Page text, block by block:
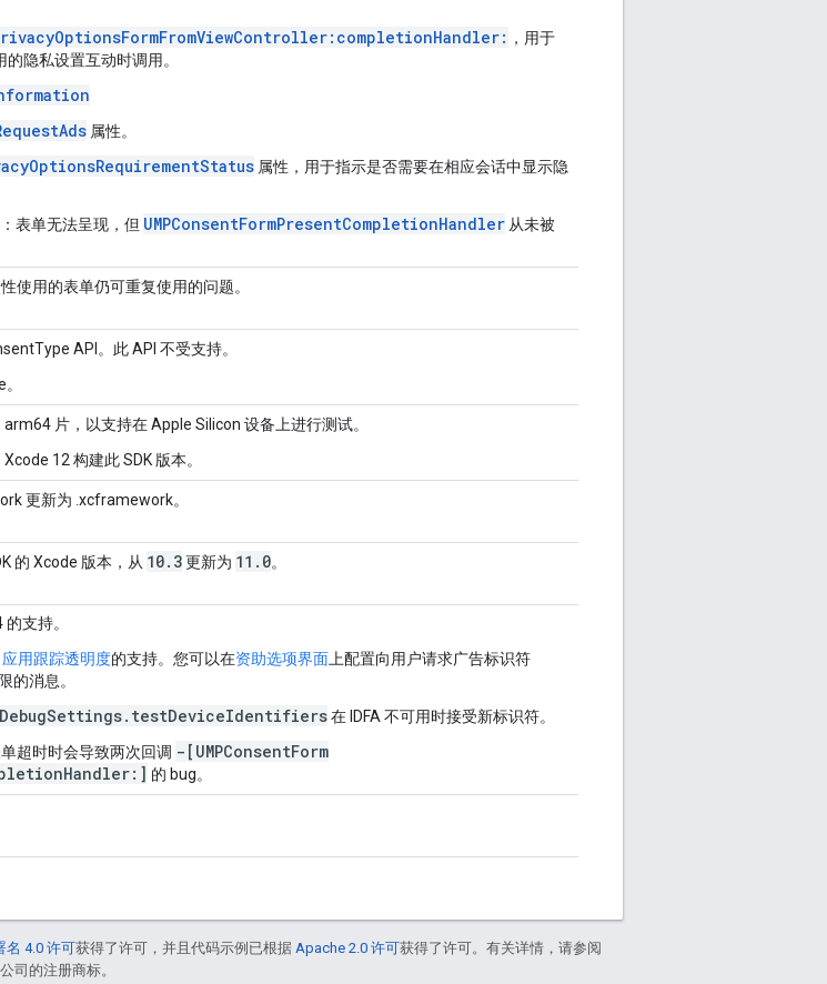
，用于
隐私设置互动时调用。
属性。
属性，用于指示是否需要在相应会话中显示隐
表单无法呈现，但 UMPConsentFormPresentCompletionHandler 从未被
使用的表单仍可重复使用的问题。
API。此 API 不受支持。
片，以支持在 Apple Silicon 设备上进行测试。
12 构建此 SDK 版本。
更新为 .xcframework。
的 Xcode 版本，从 10. 3更新为 11 . 0。
支持。
应用跟踪透明度的支持。您可以在资助选项界面 上配置向用户请求广告标识符
的消息。
在 IDFA 不可用时接受新标识符。
超时时会导致两次回调 -[UMPConsentForm
的 bug。
名 4.0 许可获得了许可，并且代码示例已根据 Apache 2.0 许可获得了许可。有关详情，请参阅
司的注册商标。